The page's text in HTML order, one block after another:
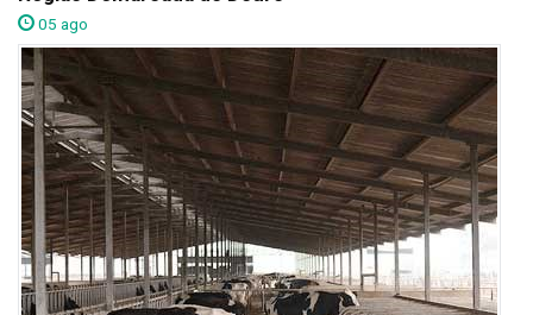
05 ago